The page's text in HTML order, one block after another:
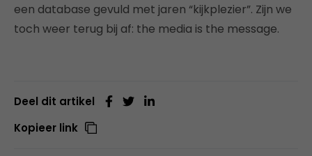
een database gevuld met jaren “kijkplezier”. Zijn we
toch weer terug bij af: the media is the message.
Deel dit artikel
Kopieer link